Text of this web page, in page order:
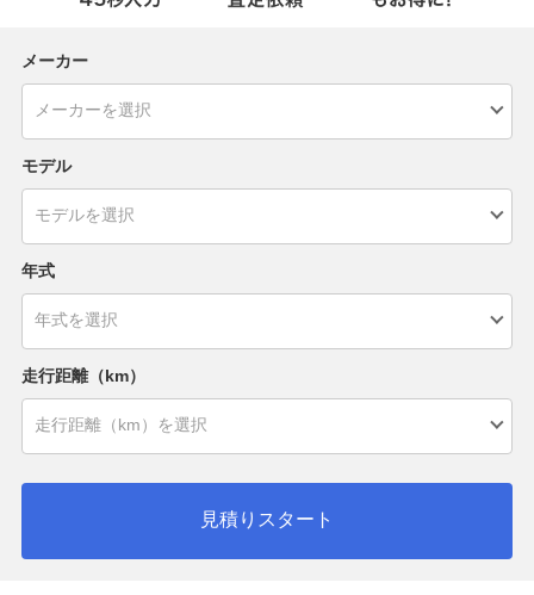
メーカー
モデル
年式
走行距離（km）
見積りスタート